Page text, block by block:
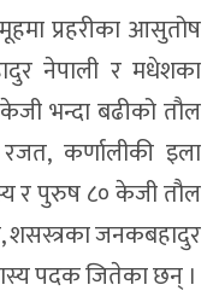
प्रहरीका आसुतोष
नेपाली र मधेशका
भन्दा बढीको तौल
रजत, कर्णालीकी इला
र पुरुष ८० केजी तौल
जनकबहादुर
पदक जितेका छन् ।